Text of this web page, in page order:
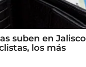
suben en Jalisco
los más